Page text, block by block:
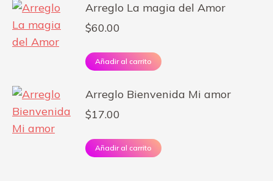
Arreglo La magia del Amor
$60.00
Añadir al carrito
Arreglo Bienvenida Mi amor
$17.00
Añadir al carrito